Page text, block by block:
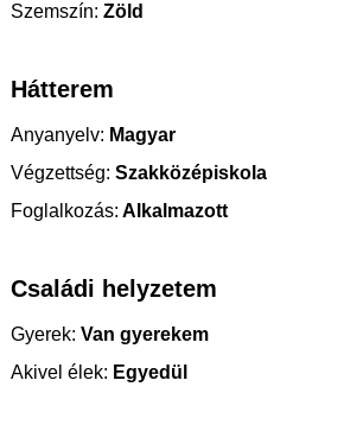
Szemszín: Zöld
Hátterem
Anyanyelv: Magyar
Végzettség: Szakközépiskola
Foglalkozás: Alkalmazott
Családi helyzetem
Gyerek: Van gyerekem
Akivel élek: Egyedül